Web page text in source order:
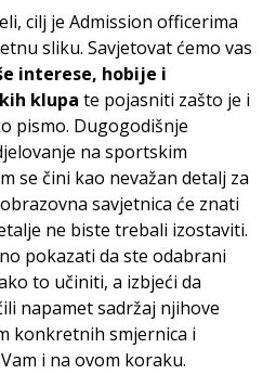
cilj je Admission officerima
sliku. Savjetovat ćemo vas
interese, hobije i
klupa te pojasniti zašto je i
pismo. Dugogodišnje
na sportskim
se čini kao nevažan detalj za
savjetnica će znati
ne biste trebali izostaviti.
pokazati da ste odabrani
to učiniti, a izbjeći da
napamet sadržaj njihove
konkretnih smjernica i
i na ovom koraku.